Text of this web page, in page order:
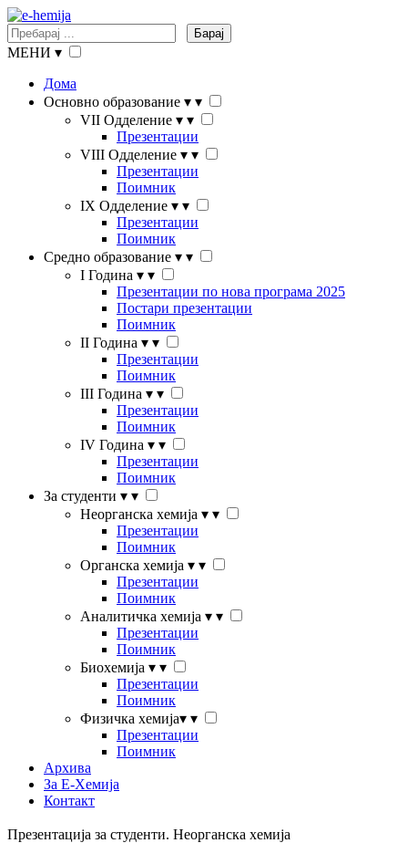
Барај
МЕНИ ▾
Дома
Основно образование ▾ ▾
VII Одделение ▾ ▾
Презентации
VIII Одделение ▾ ▾
Презентации
Поимник
IX Одделение ▾ ▾
Презентации
Поимник
Средно образование ▾ ▾
I Година ▾ ▾
Презентации по нова програма 2025
Постари презентации
Поимник
II Година ▾ ▾
Презентации
Поимник
III Година ▾ ▾
Презентации
Поимник
IV Година ▾ ▾
Презентации
Поимник
За студенти ▾ ▾
Неорганска хемија ▾ ▾
Презентации
Поимник
Органска хемија ▾ ▾
Презентации
Поимник
Аналитичка хемија ▾ ▾
Презентации
Поимник
Биохемија ▾ ▾
Презентации
Поимник
Физичка хемија▾ ▾
Презентации
Поимник
Архива
За Е-Хемија
Контакт
Презентација за студенти. Неорганска хемија